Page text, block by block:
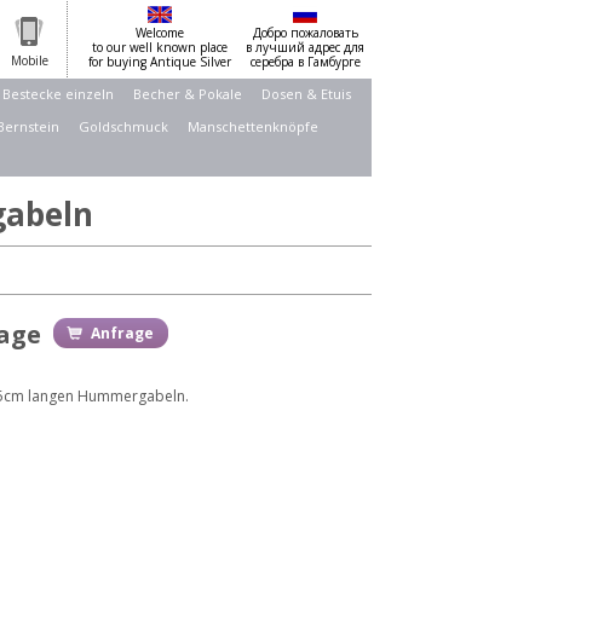
Mobile
Welcome
to our well known place
for buying Antique Silver
Добро пожаловать
в лучший адрес для
серебра в Гамбурге
Bestecke einzeln Becher & Pokale
Dosen & Etuis
Goldschmuck
Manschettenknöpfe
Anfrage
langen Hummergabeln.